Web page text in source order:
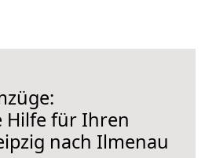
Hilfe für Ihren
nach Ilmenau